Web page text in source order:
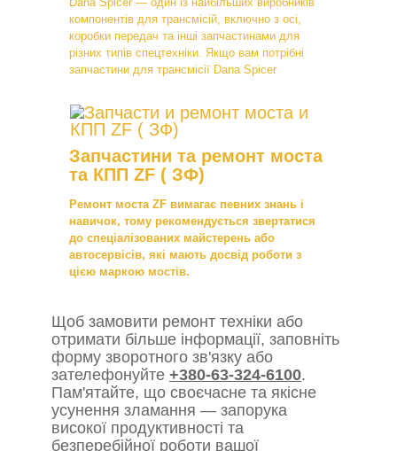
компонентів для трансмісій, включно з осі,
коробки передач та інші запчастинами для
різних типів спецтехніки. Якщо вам потрібні
запчастини для трансмісії Dana Spicer
Запчастини та ремонт моста
та КПП ZF ( ЗФ)
Ремонт моста ZF вимагає певних знань і
навичок, тому рекомендується звертатися
до спеціалізованих майстерень або
автосервісів, які мають досвід роботи з
цією маркою мостів.
Щоб замовити ремонт техніки або
отримати більше інформації, заповніть
форму зворотного зв'язку або
зателефонуйте +380-63-324-6100.
Пам'ятайте, що своєчасне та якісне
усунення зламання — запорука
високої продуктивності та
безперебійної роботи вашої